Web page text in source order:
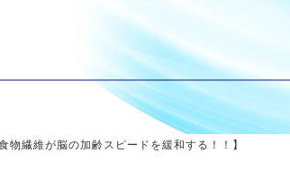
物繊維が脳の加齢スピードを緩和する！！】